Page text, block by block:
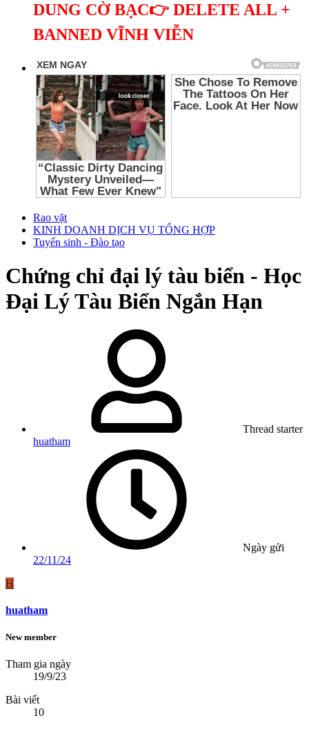
DUNG CỜ BẠC👉 DELETE ALL +
BANNED VĨNH VIỄN
Rao vặt
KINH DOANH DỊCH VỤ TỔNG HỢP
Tuyển sinh - Đào tạo
Chứng chỉ đại lý tàu biển - Học
Đại Lý Tàu Biển Ngắn Hạn
Thread starter
huatham
Ngày gửi
22/11/24
H
huatham
New member
Tham gia ngày
19/9/23
Bài viết
10